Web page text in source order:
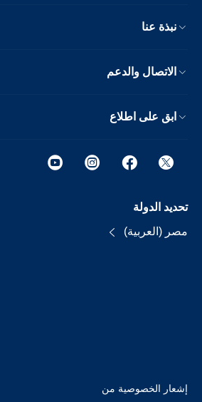
نبذة عنا
الاتصال والدعم
ابق على اطلاع
تحديد الدولة
مصر (العربية)
إشعار الخصوصية من